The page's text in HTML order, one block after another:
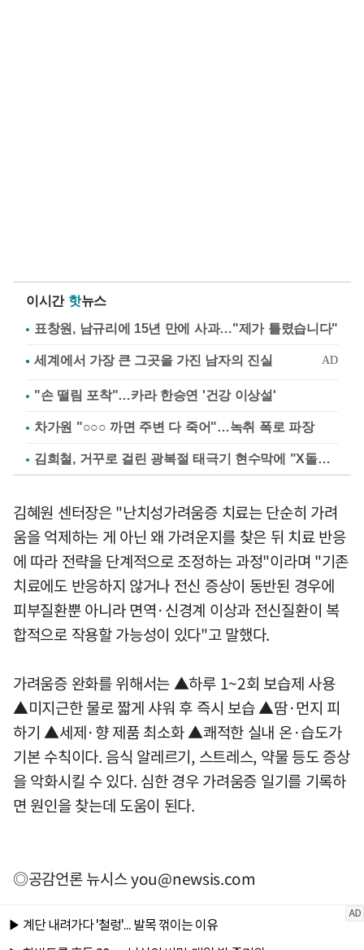
이시간 핫뉴스
표창원, 남규리에 15년 만에 사과…"제가 틀렸습니다"
"손 떨림 포착"…카라 한승연 '건강 이상설'
차가원 "○○○ 까면 주변 다 죽어"…녹취 폭로 파장
김희철, 거꾸로 걸린 광복절 태극기 현수막에 "X돌았네"
김혜원 센터장은 "난치성가려움증 치료는 단순히 가려
움을 억제하는 게 아닌 왜 가려운지를 찾은 뒤 치료 반응
에 따라 전략을 단계적으로 조정하는 과정"이라며 "기존
치료에도 반응하지 않거나 전신 증상이 동반된 경우에
피부질환뿐 아니라 면역·신경계 이상과 전신질환이 복
합적으로 작용할 가능성이 있다"고 말했다.
가려움증 완화를 위해서는 ▲하루 1~2회 보습제 사용
▲미지근한 물로 짧게 샤워 후 즉시 보습 ▲땀·먼지 피
하기 ▲세제·향 제품 최소화 ▲쾌적한 실내 온·습도가
기본 수칙이다. 음식 알레르기, 스트레스, 약물 등도 증상
을 악화시킬 수 있다. 심한 경우 가려움증 일기를 기록하
면 원인을 찾는데 도움이 된다.
◎공감언론 뉴시스you@newsis.com